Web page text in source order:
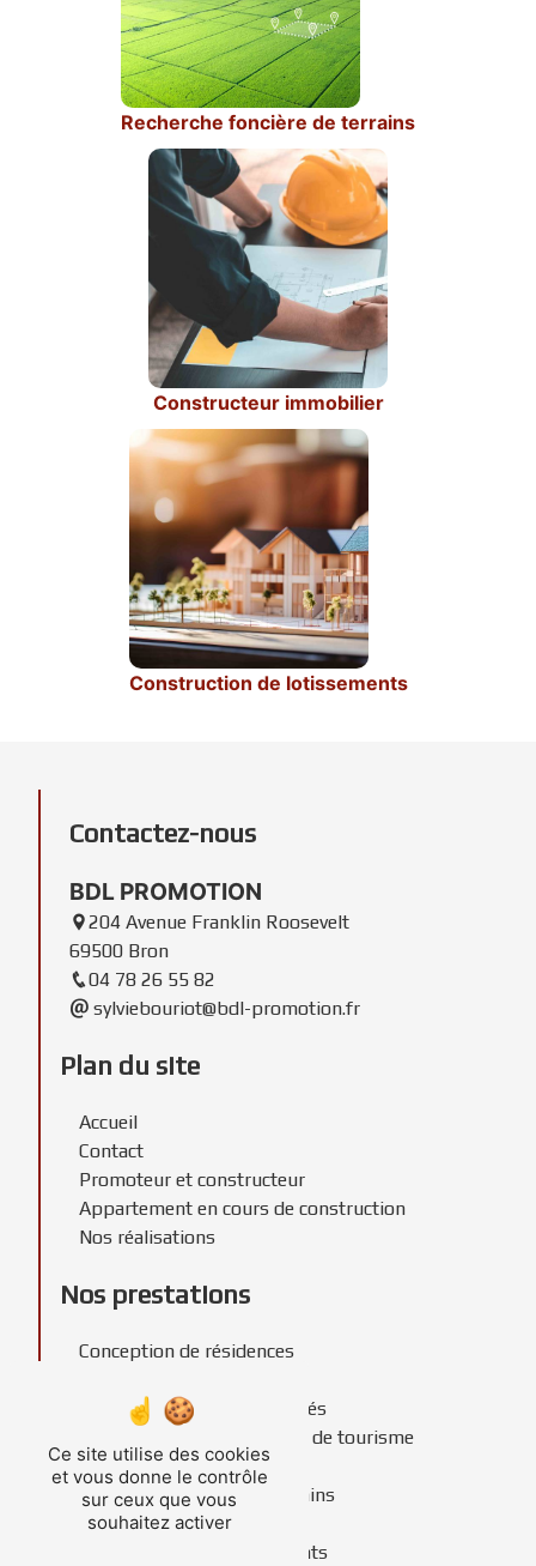
Recherche foncière de terrains
Constructeur immobilier
Construction de lotissements
Contactez-nous
BDL PROMOTION
204 Avenue Franklin Roosevelt
69500 Bron
04 78 26 55 82
sylviebouriot@bdl-promotion.fr
Plan du site
Accueil
Contact
Promoteur et constructeur
Appartement en cours de construction
Nos réalisations
Nos prestations
Conception de résidences
Construction de copropriétés
Construction de résidences de tourisme
Construction de résidences
Recherche foncière de terrains
Constructeur immobilier
Construction de lotissements
Ce site utilise des cookies
et vous donne le contrôle
sur ceux que vous
souhaitez activer